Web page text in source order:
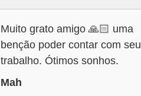
Muito grato amigo 🙏🏻 uma
benção poder contar com seu
trabalho. Ótimos sonhos.
Mah